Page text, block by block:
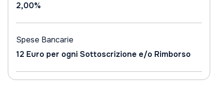
2,00%
Spese Bancarie
12 Euro per ogni Sottoscrizione e/o Rimborso